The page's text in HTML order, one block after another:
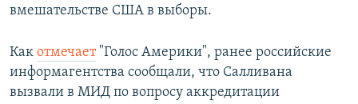
вмешательстве США в выборы.
Как отмечает"Голос Америки", ранее российские
информагентства сообщали, что Салливана
вызвали в МИД по вопросу аккредитации